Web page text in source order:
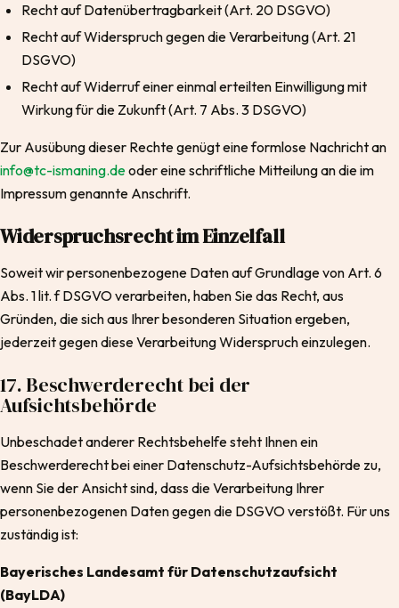
Recht auf Datenübertragbarkeit (Art. 20 DSGVO)
Recht auf Widerspruch gegen die Verarbeitung (Art. 21
DSGVO)
Recht auf Widerruf einer einmal erteilten Einwilligung mit
Wirkung für die Zukunft (Art. 7 Abs. 3 DSGVO)
Zur Ausübung dieser Rechte genügt eine formlose Nachricht an
info@tc-ismaning.deoder eine schriftliche Mitteilung an die im
Impressum genannte Anschrift.
Widerspruchsrecht im Einzelfall
Soweit wir personenbezogene Daten auf Grundlage von Art. 6
Abs. 1 lit. f DSGVO verarbeiten, haben Sie das Recht, aus
Gründen, die sich aus Ihrer besonderen Situation ergeben,
jederzeit gegen diese Verarbeitung Widerspruch einzulegen.
17. Beschwerderecht bei der
Aufsichtsbehörde
Unbeschadet anderer Rechtsbehelfe steht Ihnen ein
Beschwerderecht bei einer Datenschutz-Aufsichtsbehörde zu,
wenn Sie der Ansicht sind, dass die Verarbeitung Ihrer
personenbezogenen Daten gegen die DSGVO verstößt. Für uns
zuständig ist:
Bayerisches Landesamt für Datenschutzaufsicht
(BayLDA)